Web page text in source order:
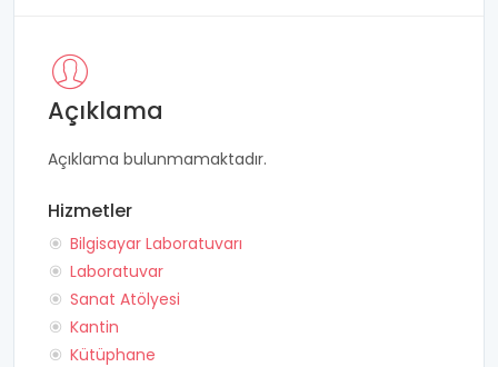
Açıklama
Açıklama bulunmamaktadır.
Hizmetler
Bilgisayar Laboratuvarı
Laboratuvar
Sanat Atölyesi
Kantin
Kütüphane